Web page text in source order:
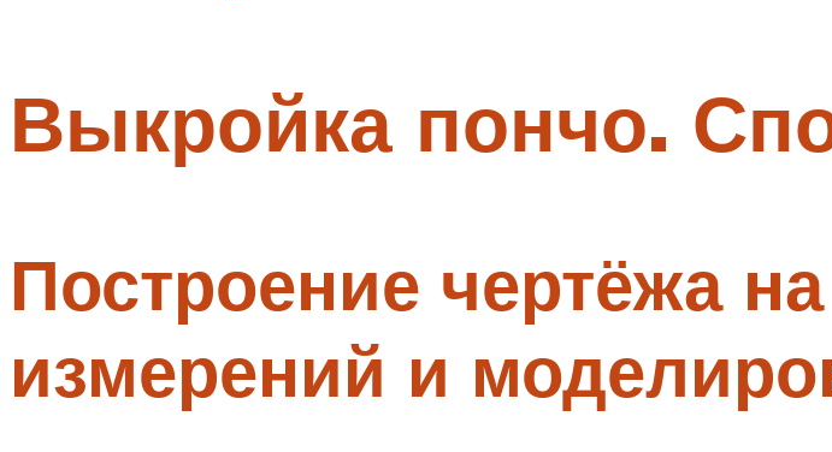
Выкройка пончо.
Построение чертёжа
измерений и